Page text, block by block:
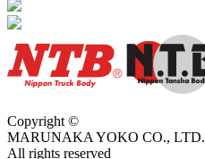
Copyright ©
MARUNAKA YOKO CO., LTD.
All rights reserved